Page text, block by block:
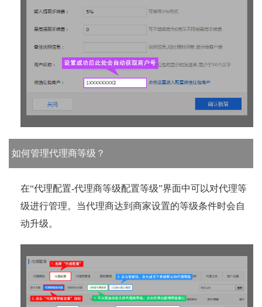
如何管理代理商等级？
在“代理配置-代理商等级配置等级”界面中可以对代理等
级进行管理。当代理商达到商家设置的等级条件时会自
动升级。